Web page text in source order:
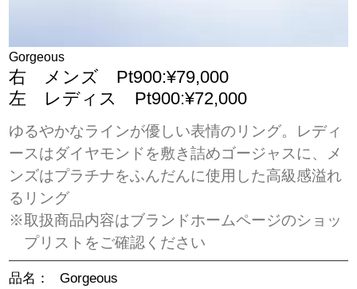
Gorgeous
右 メンズ Pt900:¥79,000
左 レディス Pt900:¥72,000
ゆるやかなラインが優しい表情のリング。レディ
ースはダイヤモンドを敷き詰めゴージャスに、メ
ンズはプラチナをふんだんに使用した高級感溢れ
るリング
※取扱商品内容はブランドホームページのショッ
プリストをご確認ください
品名：
Gorgeous